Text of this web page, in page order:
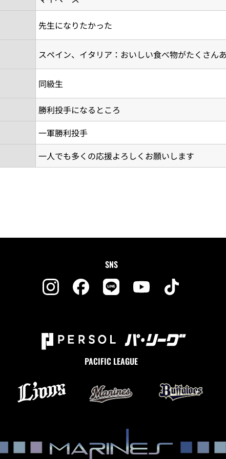
先生になりたかった
スペイン、イタリア：おいしい食べ物がたくさん
同級生
勝利投手になるところ
一軍勝利投手
一人でも多くの応援よろしくお願いします
SNS
PACIFIC LEAGUE